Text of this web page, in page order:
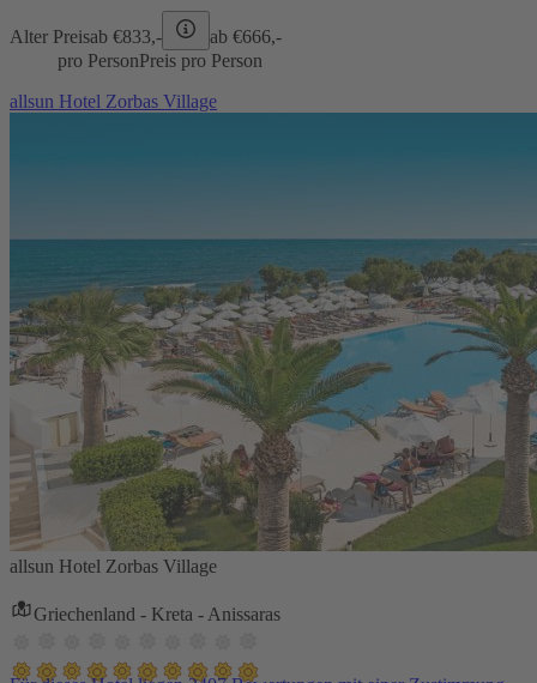
Alter Preisab €833,- ab €666,-
pro PersonPreis pro Person
allsun Hotel Zorbas Village
allsun Hotel Zorbas Village
Griechenland - Kreta - Anissaras